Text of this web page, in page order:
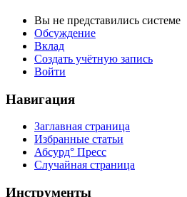
Вы не представились системе
Обсуждение
Вклад
Создать учётную запись
Войти
Навигация
Заглавная страница
Избранные статьи
Абсурд° Пресс
Случайная страница
Инструменты